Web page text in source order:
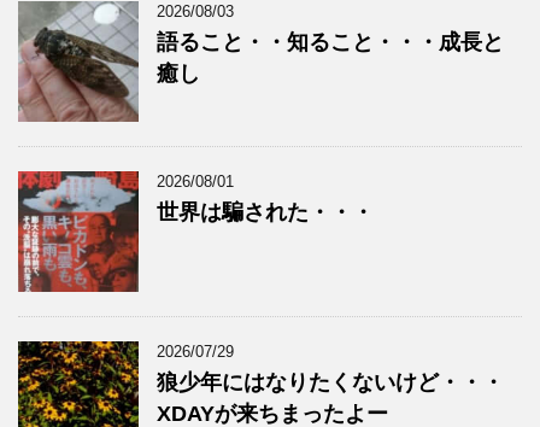
2026/08/03
語ること・・知ること・・・成長と
癒し
2026/08/01
世界は騙された・・・
2026/07/29
狼少年にはなりたくないけど・・・
XDAYが来ちまったよー